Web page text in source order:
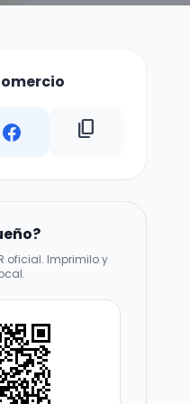
content_copy
oficial. Imprimilo y